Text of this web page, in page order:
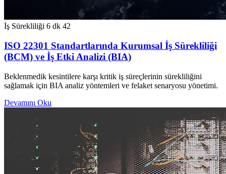
İş Sürekliliği 6 dk 42
ISO 22301 Standartlarında Kurumsal İş Sürekliliği
(BCM) ve İş Etki Analizi (BIA)
Beklenmedik kesintilere karşı kritik iş süreçlerinin sürekliliğini
sağlamak için BIA analiz yöntemleri ve felaket senaryosu yönetimi.
Devamını Oku